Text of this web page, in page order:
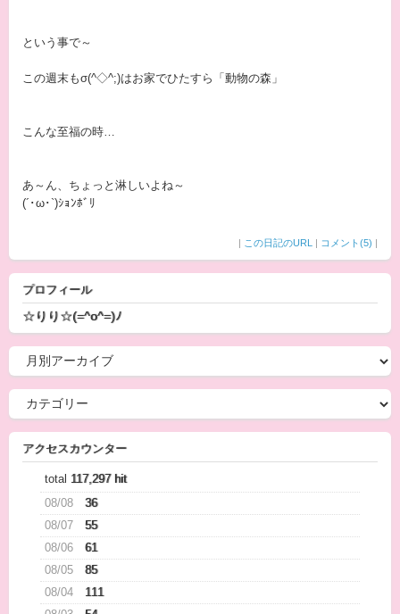
という事で～
この週末もσ(^◇^;)はお家でひたすら「動物の森」
こんな至福の時…
あ～ん、ちょっと淋しいよね～
(´･ω･`)ｼｮﾝﾎﾞﾘ
| この日記のURL | コメント(5) |
プロフィール
☆りり☆(=^o^=)ﾉ
アクセスカウンター
total 117,297 hit
08/08
36
08/07
55
08/06
61
08/05
85
08/04
111